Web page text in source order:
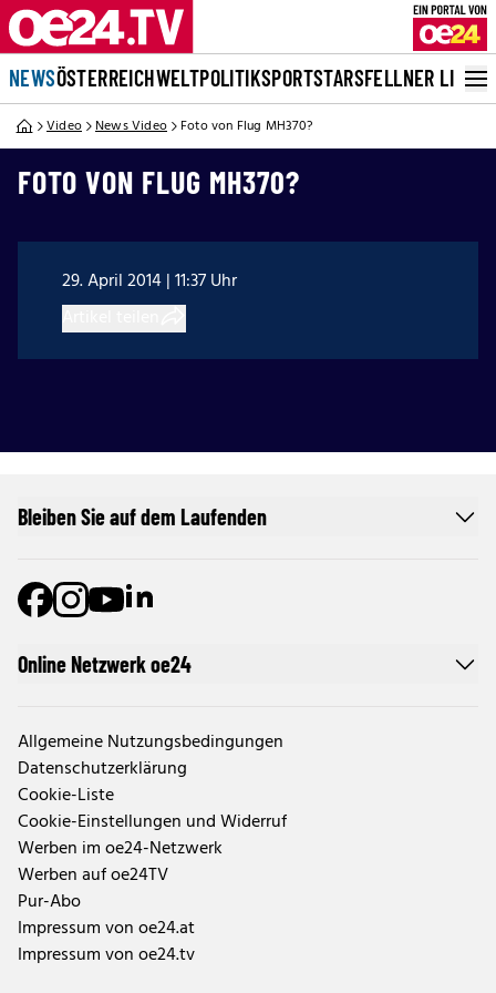
NEWSÖSTERREICHWELTPOLITIKSPORTSTARSFELLNER LIVE
Video News Video Foto von Flug MH370?
FOTO VON FLUG MH370?
29. April 2014 | 11:37 Uhr
Online Netzwerk oe24
Allgemeine Nutzungsbedingungen
Datenschutzerklärung
Cookie-Liste
Cookie-Einstellungen und Widerruf
Werben im oe24-Netzwerk
Werben auf oe24TV
Pur-Abo
Impressum von oe24.at
Impressum von oe24.tv
Bleiben Sie auf dem Laufenden